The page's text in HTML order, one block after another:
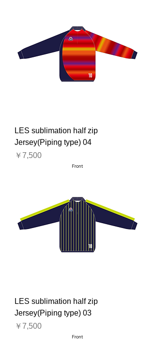
LES sublimation half zip
Jersey(Piping type) 04
価格
￥7,500
LES sublimation half zip
Jersey(Piping type) 03
価格
￥7,500